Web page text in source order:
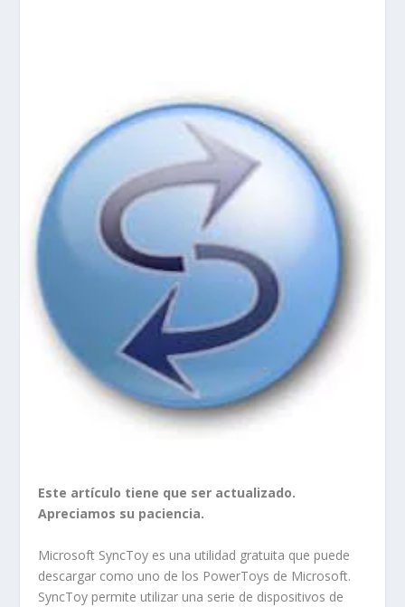
Este artículo tiene que ser actualizado.
Apreciamos su paciencia.
Microsoft SyncToy es una utilidad gratuita que puede
descargar como uno de los PowerToys de Microsoft.
SyncToy permite utilizar una serie de dispositivos de